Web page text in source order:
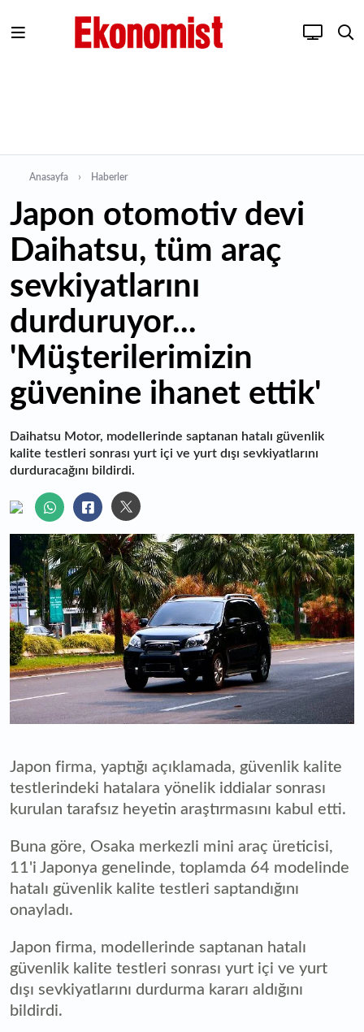
Anasayfa Haberler
Japon otomotiv devi
Daihatsu, tüm araç
sevkiyatlarını
durduruyor...
'Müşterilerimizin
güvenine ihanet ettik'
Daihatsu Motor, modellerinde saptanan hatalı güvenlik
kalite testleri sonrası yurt içi ve yurt dışı sevkiyatlarını
durduracağını bildirdi.
Japon firma, yaptığı açıklamada, güvenlik kalite
testlerindeki hatalara yönelik iddialar sonrası
kurulan tarafsız heyetin araştırmasını kabul etti.
Buna göre, Osaka merkezli mini araç üreticisi,
11'i Japonya genelinde, toplamda 64 modelinde
hatalı güvenlik kalite testleri saptandığını
onayladı.
Japon firma, modellerinde saptanan hatalı
güvenlik kalite testleri sonrası yurt içi ve yurt
dışı sevkiyatlarını durdurma kararı aldığını
bildirdi.